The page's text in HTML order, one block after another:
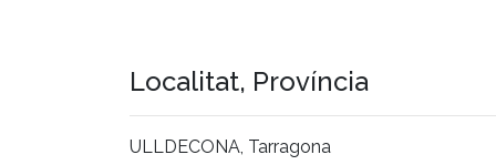
Localitat, Província
ULLDECONA, Tarragona